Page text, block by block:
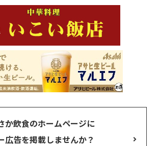
か飲食のホームページに
広告を掲載しませんか？